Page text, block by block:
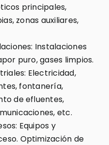
principales,
zonas auxiliares,
Instalaciones
puro, gases limpios.
Electricidad,
fontanería,
de efluentes,
etc.
Equipos y
Optimización de